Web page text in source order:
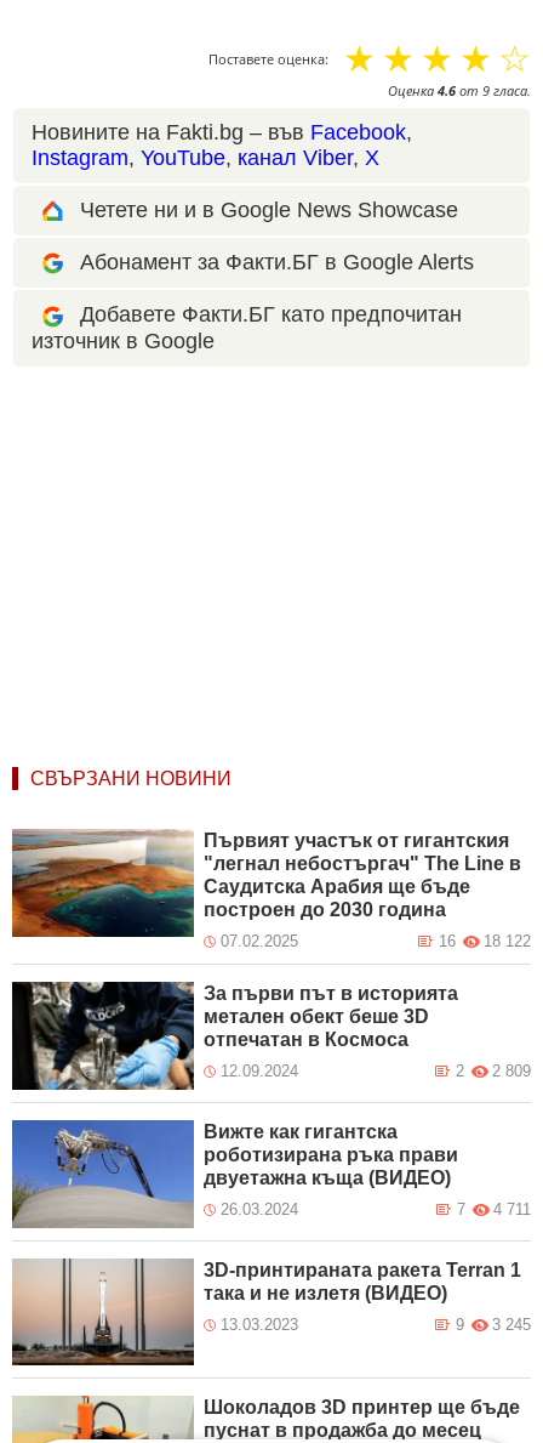
Поставете оценка: ☆
☆
☆
☆
☆
Оценка 4.6 от 9 гласа.
Новините на Fakti.bg – във Facebook,
Instagram, YouTube, канал Viber, X
Четете ни и в Google News Showcase
Абонамент за Факти.БГ в Google Alerts
Добавете Факти.БГ като предпочитан
източник в Google
СВЪРЗАНИ НОВИНИ
Първият участък от гигантския
"легнал небостъргач" The Line в
Саудитска Арабия ще бъде
построен до 2030 година
07.02.2025 18 122
16
За първи път в историята
метален обект беше 3D
отпечатан в Космоса
12.09.2024 2 809
2
Вижте как гигантска
роботизирана ръка прави
двуетажна къща (ВИДЕО)
26.03.2024 4 711
7
3D-принтираната ракета Terran 1
така и не излетя (ВИДЕО)
13.03.2023 3 245
9
Шоколадов 3D принтер ще бъде
пуснат в продажба до месец